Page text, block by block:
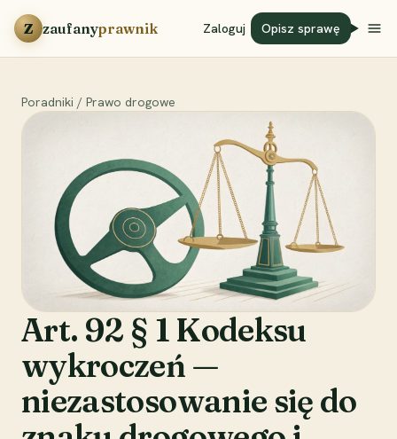
Przejdź do treści
Z zaufanyprawnik Zaloguj Opisz sprawę
Poradniki / Prawo drogowe
Art. 92 § 1 Kodeksu
wykroczeń —
niezastosowanie się do